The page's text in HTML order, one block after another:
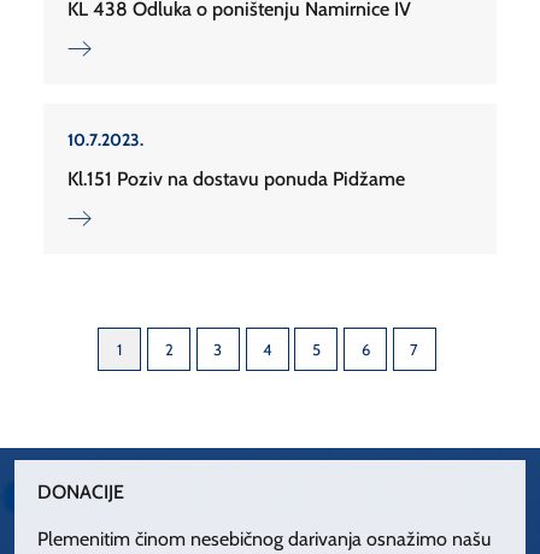
KL 438 Odluka o poništenju Namirnice IV
10.7.2023.
Kl.151 Poziv na dostavu ponuda Pidžame
1 2 3 4 5 6 7
DONACIJE
Plemenitim činom nesebičnog darivanja osnažimo našu